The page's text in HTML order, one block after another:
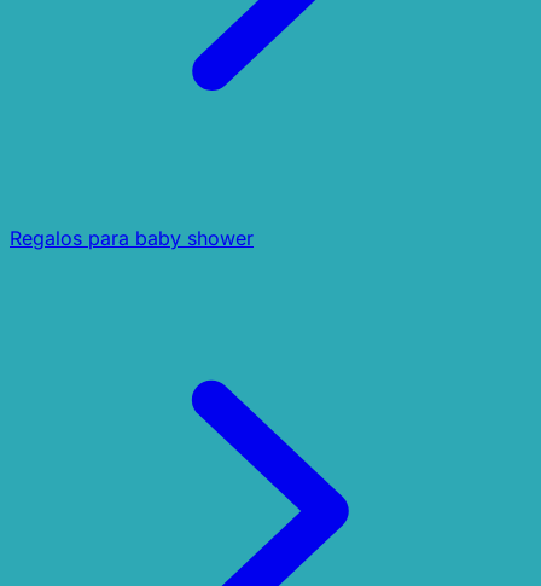
Regalos para baby shower